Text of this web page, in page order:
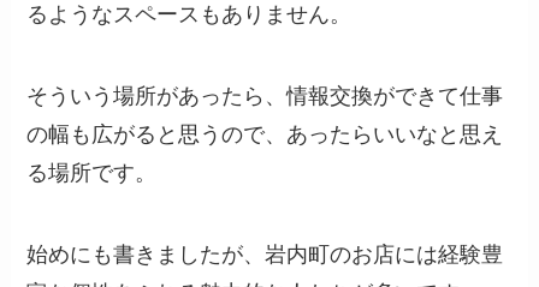
るようなスペースもありません。
そういう場所があったら、情報交換ができて仕事
の幅も広がると思うので、あったらいいなと思え
る場所です。
始めにも書きましたが、岩内町のお店には経験豊